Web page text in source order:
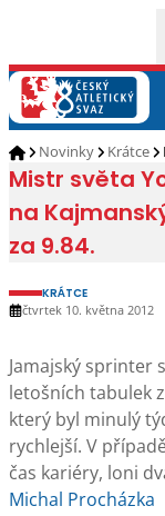
Novinky Krátce
Mistr světa
na
za 9.84.
KRÁTCE
čtvrtek 10. května 2012
Jamajský sprinter
letošních tabulek
který byl minulý
rychlejší. V
čas kariéry, loni
Michal Procházka